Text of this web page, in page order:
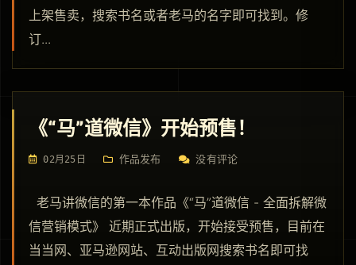
上架售卖，搜索书名或者老马的名字即可找到。修
订...
《“马”道微信》开始预售！
02月25日 作品发布 没有评论
老马讲微信的第一本作品《“马”道微信 - 全面拆解微
信营销模式》 近期正式出版，开始接受预售，目前在
当当网、亚马逊网站、互动出版网搜索书名即可找